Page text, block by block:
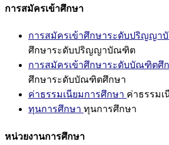
การสมัครเข้าศึกษา
การสมัครเข้าศึกษาระดับปริญญา
ศึกษาระดับปริญญาบัณฑิต
การสมัครเข้าศึกษาระดับบัณฑิตศึ
ศึกษาระดับบัณฑิตศึกษา
ค่าธรรมเนียมการศึกษา ค่าธรรมเ
ทุนการศึกษา ทุนการศึกษา
หน่วยงานการศึกษา